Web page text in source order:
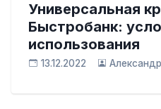
Универсальная
Быстробанк:
использования
13.12.2022